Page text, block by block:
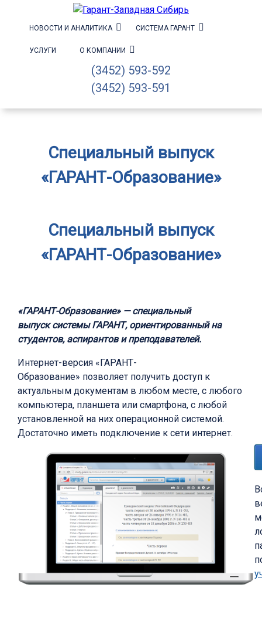
НОВОСТИ И АНАЛИТИКА СИСТЕМА ГАРАНТ
УСЛУГИ О КОМПАНИИ
(3452) 593-592
(3452) 593-591
Специальный выпуск
«ГАРАНТ-Образование»
Специальный выпуск
«ГАРАНТ-Образование»
«ГАРАНТ-Образование» — специальный
выпуск системы ГАРАНТ, ориентированный на
студентов, аспирантов и преподавателей.
Интернет-версия «ГАРАНТ-
Образование» позволяет получить доступ к
актуальным документам в любом месте, с любого
компьютера, планшета или смартфона, с любой
установленной на них операционной системой.
Достаточно иметь подключение к сети интернет.